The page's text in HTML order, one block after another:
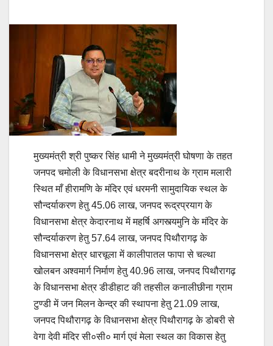
मुख्यमंत्री श्री पुष्कर सिंह धामी ने मुख्यमंत्री घोषणा के तहत
जनपद चमोली के विधानसभा क्षेत्र बदरीनाथ के ग्राम मलारी
स्थित माँ हीरामणि के मंदिर एवं धरमनी सामुदायिक स्थल के
सौन्दर्याकरण हेतु 45.06 लाख, जनपद रूद्रप्रयाग के
विधानसभा क्षेत्र केदारनाथ में महर्षि अगस्त्यमुनि के मंदिर के
सौन्दर्याकरण हेतु 57.64 लाख, जनपद पिथौरागढ़ के
विधानसभा क्षेत्र धारचूला में कालीपातल फापा से चल्था
खोलबन अश्वमार्ग निर्माण हेतु 40.96 लाख, जनपद पिथौरागढ़
के विधानसभा क्षेत्र डीडीहाट की तहसील कनालीछीना ग्राम
टुण्डी में जन मिलन केन्द्र की स्थापना हेतु 21.09 लाख,
जनपद पिथौरागढ़ के विधानसभा क्षेत्र पिथौरागढ़ के डोबरी से
वेगा देवी मंदिर सी०सी० मार्ग एवं मेला स्थल का विकास हेतु